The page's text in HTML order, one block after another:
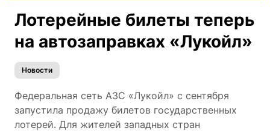
Лотерейные билеты теперь
на автозаправках «Лукойл»
Новости
Федеральная сеть АЗС «Лукойл» с сентября
запустила продажу билетов государственных
лотерей. Для жителей западных стран